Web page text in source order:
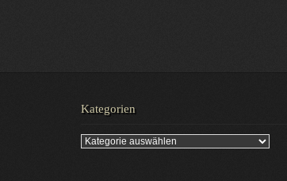
Kategorien
Kategorien